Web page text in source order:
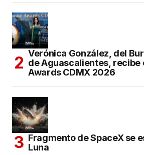
Verónica González, del
de Aguascalientes, recibe
Awards CDMX 2026
Fragmento de SpaceX se
Luna